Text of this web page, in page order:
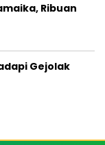
Ribuan
Gejolak